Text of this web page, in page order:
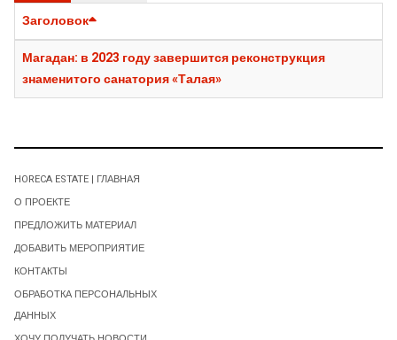
Заголовок
Магадан: в 2023 году завершится реконструкция
знаменитого санатория «Талая»
HORECA ESTATE | ГЛАВНАЯ
О ПРОЕКТЕ
ПРЕДЛОЖИТЬ МАТЕРИАЛ
ДОБАВИТЬ МЕРОПРИЯТИЕ
КОНТАКТЫ
ОБРАБОТКА ПЕРСОНАЛЬНЫХ
ДАННЫХ